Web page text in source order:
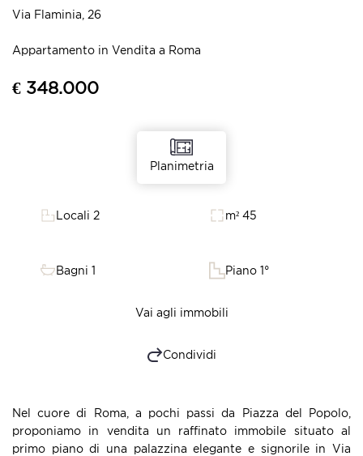
Via Flaminia, 26
Appartamento in Vendita a Roma
€ 348.000
Planimetria
Locali 2 m² 45
Bagni 1 Piano 1°
Vai agli immobili
Condividi
Nel cuore di Roma, a pochi passi da Piazza del Popolo
proponiamo in vendita un raffinato immobile situato al
primo piano di una palazzina elegante e signorilein Via